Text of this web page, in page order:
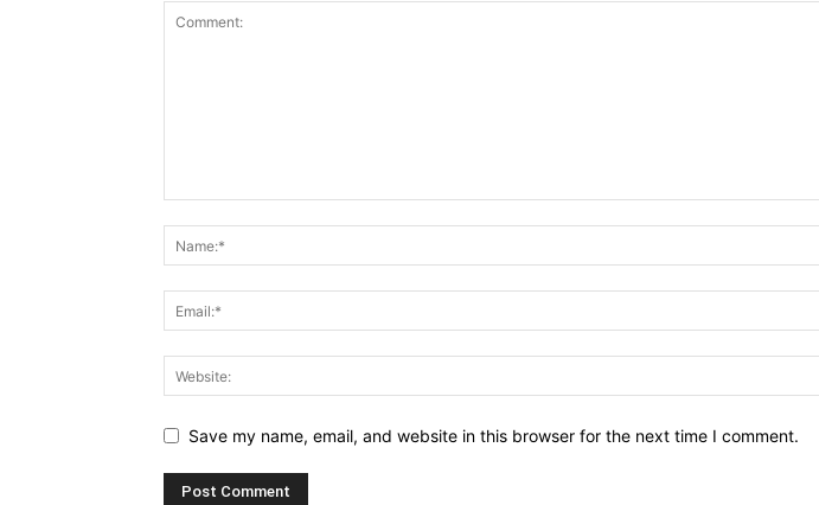
Save my name, email, and website in this browser for the next time I comment.